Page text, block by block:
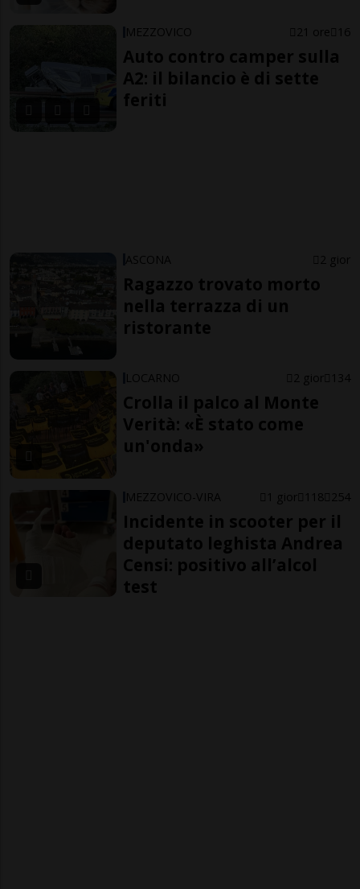
MEZZOVICO 21 ore 16
Auto contro camper sulla
A2: il bilancio è di sette
feriti
ASCONA 2 gior
Ragazzo trovato morto
nella terrazza di un
ristorante
LOCARNO 2 gior 134
Crolla il palco al Monte
Verità: «È stato come
un'onda»
MEZZOVICO-VIRA 1 gior 118 254
Incidente in scooter per il
deputato leghista Andrea
Censi: positivo all’alcol
test